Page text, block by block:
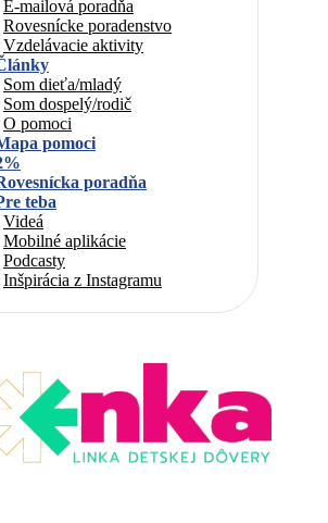
E-mailová poradňa
Rovesnícke poradenstvo
Vzdelávacie aktivity
Som dieťa/mladý
Som dospelý/rodič
O pomoci
pomoci
poradňa
teba
Videá
Mobilné aplikácie
Podcasty
Inšpirácia z Instagramu